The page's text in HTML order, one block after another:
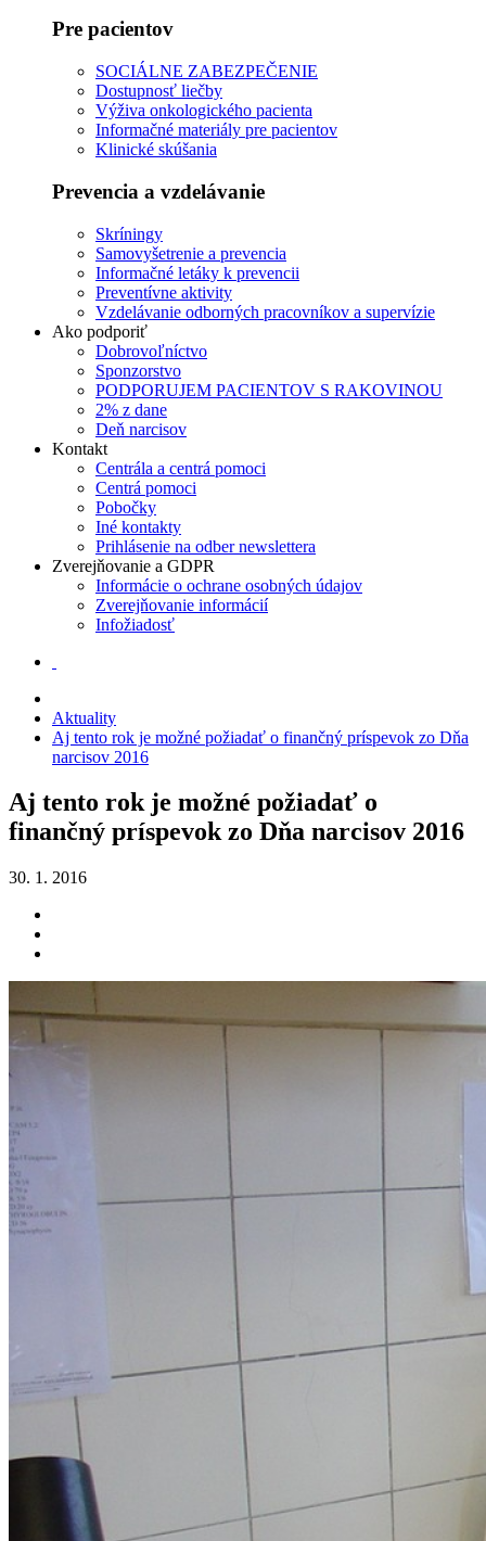
Pre pacientov
SOCIÁLNE ZABEZPEČENIE
Dostupnosť liečby
Výživa onkologického pacienta
Informačné materiály pre pacientov
Klinické skúšania
Prevencia a vzdelávanie
Skríningy
Samovyšetrenie a prevencia
Informačné letáky k prevencii
Preventívne aktivity
Vzdelávanie odborných pracovníkov a supervízie
Ako podporiť
Dobrovoľníctvo
Sponzorstvo
PODPORUJEM PACIENTOV S RAKOVINOU
2% z dane
Deň narcisov
Kontakt
Centrála a centrá pomoci
Centrá pomoci
Pobočky
Iné kontakty
Prihlásenie na odber newslettera
Zverejňovanie a GDPR
Informácie o ochrane osobných údajov
Zverejňovanie informácií
Infožiadosť
Aktuality
Aj tento rok je možné požiadať o finančný príspevok zo Dňa
narcisov 2016
Aj tento rok je možné požiadať o
finančný príspevok zo Dňa narcisov 2016
30. 1. 2016